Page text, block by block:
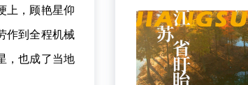
上，顾艳星仰
作到全程机械
，也成了当地